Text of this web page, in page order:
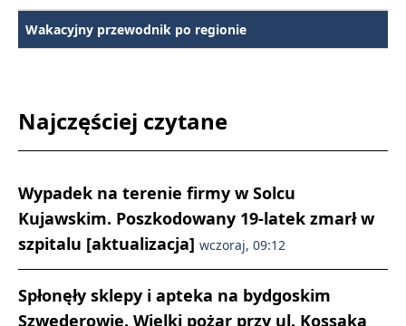
Wakacyjny przewodnik po regionie
Najczęściej czytane
Wypadek na terenie firmy w Solcu
Kujawskim. Poszkodowany 19-latek zmarł w
szpitalu [aktualizacja] wczoraj, 09:12
Spłonęły sklepy i apteka na bydgoskim
Szwederowie. Wielki pożar przy ul. Kossaka